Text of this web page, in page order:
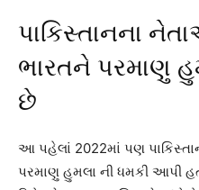
પાકિસ્તાનના
ભારતને પરમાણુ
છે
આ પહેલાં 2022માં પણ
પરમાણુ હુમલા ની ધમકી આપી